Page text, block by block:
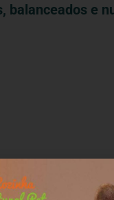
balanceados e